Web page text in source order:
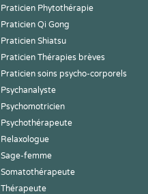
Praticien Phytothérapie
Praticien Qi Gong
Praticien Shiatsu
Praticien Thérapies brèves
Praticien soins psycho-corporels
Psychanalyste
Psychomotricien
Psychothérapeute
Relaxologue
Sage-femme
Somatothérapeute
Thérapeute